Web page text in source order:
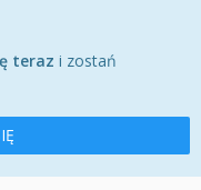
teraz i zostań